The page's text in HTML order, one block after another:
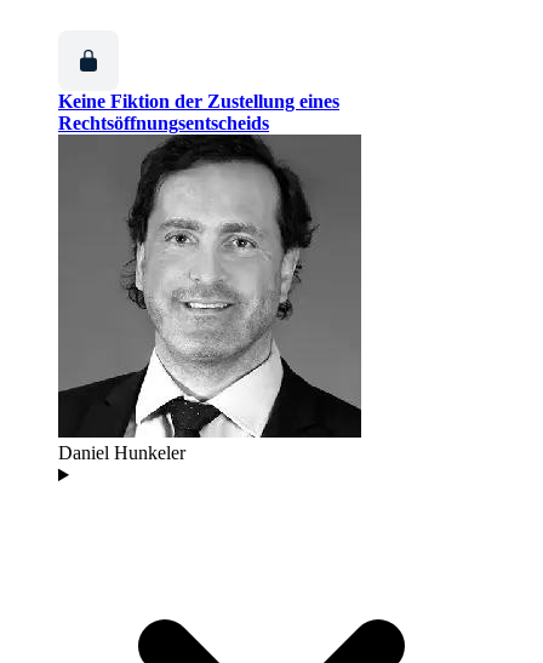
Keine Fiktion der Zustellung eines
Rechtsöffnungsentscheids
Daniel Hunkeler